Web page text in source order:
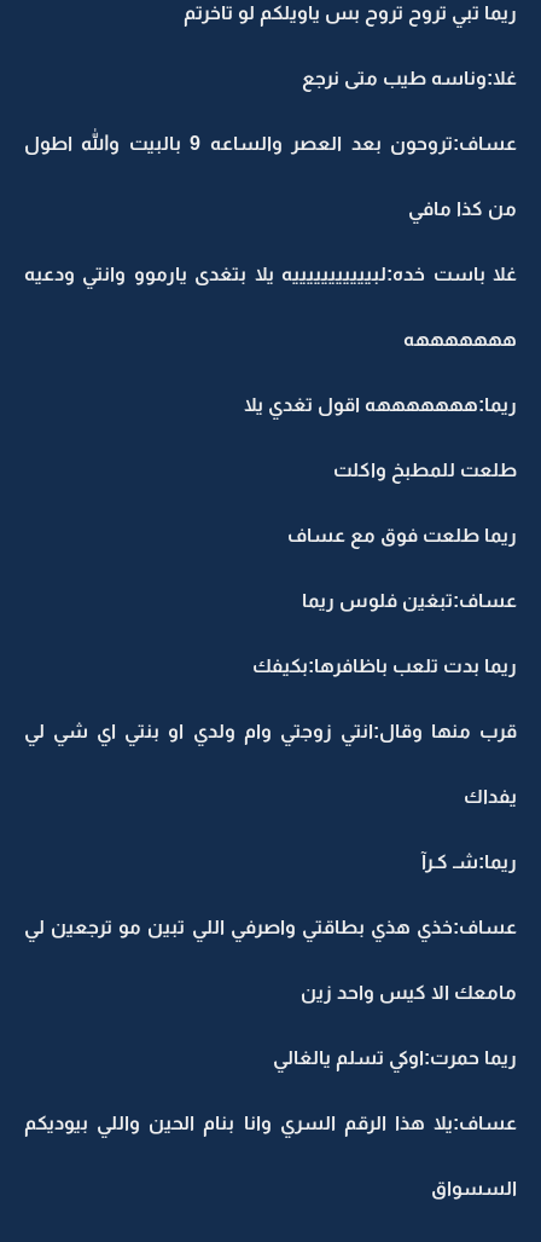
ريما تبي تروح تروح بس ياويلكم لو تاخرتم
غلا:وناسه طيب متى نرجع
عساف:تروحون بعد العصر والساعه 9 بالبيت والله اطول
من كذا مافي
غلا باست خده:لبيييييييييييه يلا بتغدى يارموو وانتي ودعيه
هههههههه
ريما:هههههههه اقول تغدي يلا
طلعت للمطبخ واكلت
ريما طلعت فوق مع عساف
عساف:تبغين فلوس ريما
ريما بدت تلعب باظافرها:بكيفك
قرب منها وقال:انتي زوجتي وام ولدي او بنتي اي شي لي
يفداك
ريما:شـ كـرآ
عساف:خذي هذي بطاقتي واصرفي اللي تبين مو ترجعين لي
مامعك الا كيس واحد زين
ريما حمرت:اوكي تسلم يالغالي
عساف:يلا هذا الرقم السري وانا بنام الحين واللي بيوديكم
السسواق